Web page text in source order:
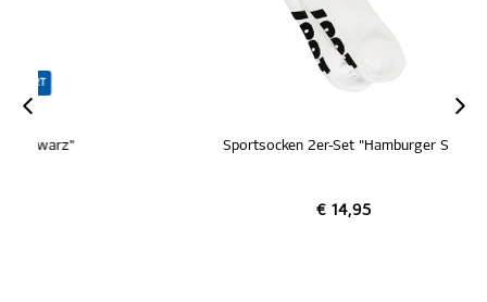
Sportsocken 2er-Set "Hamburger SV"